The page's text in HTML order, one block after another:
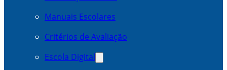
Manuais Escolares
Critérios de Avaliação
Escola Digital